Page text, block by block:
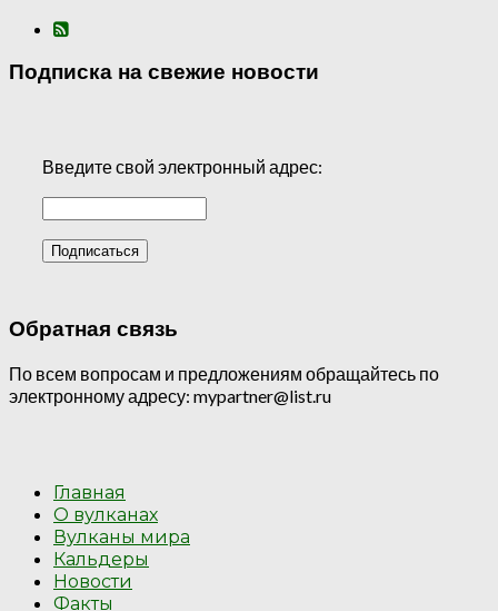
Подписка на свежие новости
Введите свой электронный адрес:
Обратная связь
По всем вопросам и предложениям обращайтесь по
электронному адресу: mypartner@list.ru
Главная
О вулканах
Вулканы мира
Кальдеры
Новости
Факты